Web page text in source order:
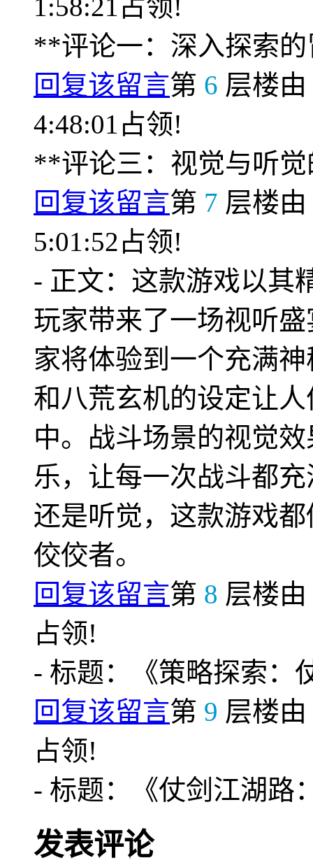
1:58:21占领!
**评论一：深入探索
回复该留言第 6 层楼由
4:48:01占领!
**评论三：视觉与听
回复该留言第 7 层楼由
5:01:52占领!
- 正文：这款游戏以其
玩家带来了一场视听
家将体验到一个充满
和八荒玄机的设定让
中。战斗场景的视觉
乐，让每一次战斗都
还是听觉，这款游戏
佼佼者。
回复该留言第 8 层楼由
占领!
- 标题：《策略探索：
回复该留言第 9 层楼由
占领!
- 标题：《仗剑江湖路
发表评论